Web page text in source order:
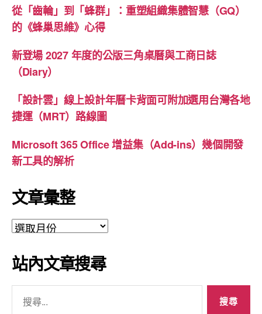
從「齒輪」到「蜂群」：重塑組織集體智慧（GQ）
的《蜂巢思維》心得
新登場 2027 年度的公版三角桌曆與工商日誌
（Diary）
「設計雲」線上設計年曆卡背面可附加選用台灣各地
捷運（MRT）路線圖
Microsoft 365 Office 增益集（Add-ins）幾個開發
新工具的解析
文章彙整
文
彙
整
站內文章搜尋